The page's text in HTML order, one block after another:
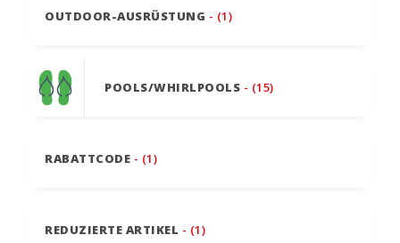
OUTDOOR-AUSRÜSTUNG - (1)
POOLS/WHIRLPOOLS - (15)
RABATTCODE - (1)
REDUZIERTE ARTIKEL - (1)